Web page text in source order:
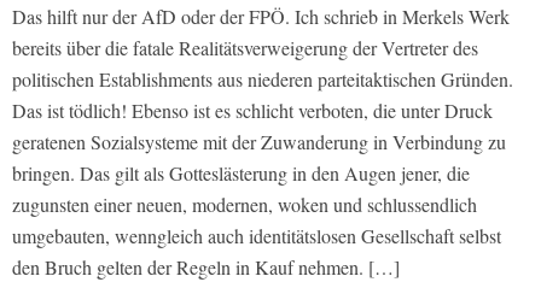
Das hilft nur der AfD oder der FPÖ. Ich schrieb in Merkels Werk
bereits über die fatale Realitätsverweigerung der Vertreter des
politischen Establish­ments aus niederen parteitaktischen Gründen.
Das ist tödlich! Ebenso ist es schlicht verboten, die unter Druck
geratenen Sozialsysteme mit der Zuwanderung in Verbindung zu
bringen. Das gilt als Gotteslästerung in den Augen jener, die
zugunsten einer neuen, modernen, woken und schlussendlich
umgebauten, wenngleich auch identitätslosen Gesellschaft selbst
den Bruch gelten der Regeln in Kauf nehmen. […]